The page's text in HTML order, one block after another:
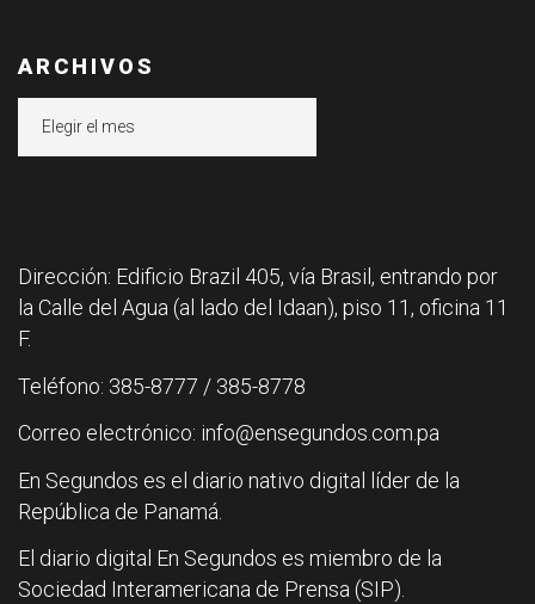
ARCHIVOS
Dirección: Edificio Brazil 405, vía Brasil, entrando por
la Calle del Agua (al lado del Idaan), piso 11, oficina 11
F.
Teléfono: 385-8777 / 385-8778
Correo electrónico: info@ensegundos.com.pa
En Segundos es el diario nativo digital líder de la
República de Panamá.
El diario digital En Segundos es miembro de la
Sociedad Interamericana de Prensa (SIP).